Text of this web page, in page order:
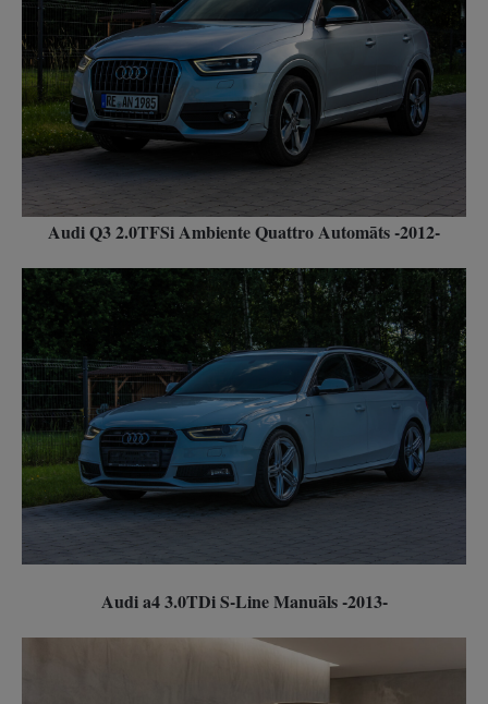
Audi Q3 2.0TFSi Ambiente Quattro Automāts -2012-
Audi a4 3.0TDi S-Line Manuāls -2013-